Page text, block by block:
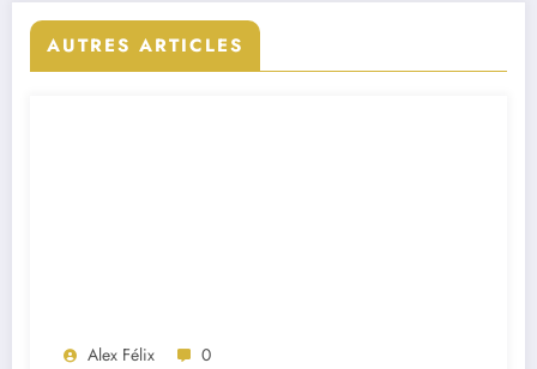
AUTRES ARTICLES
Alex Félix 0